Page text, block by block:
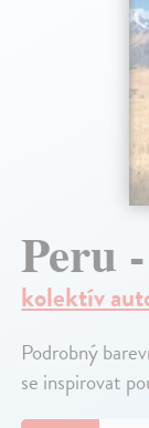
Peru
kolektív
Podrobný
se inspirovat